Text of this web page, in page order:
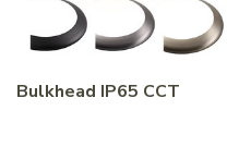
Bulkhead IP65 CCT